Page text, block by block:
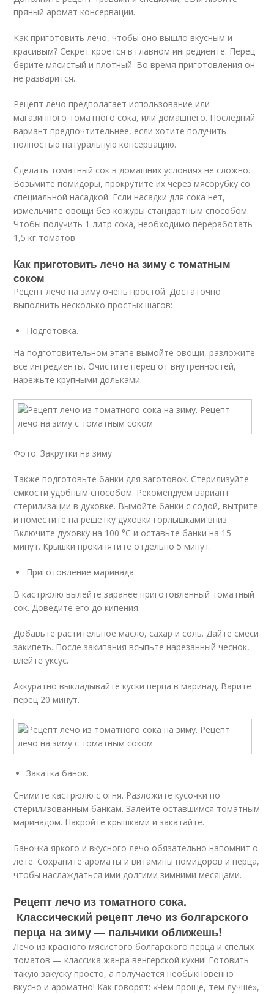
пряный аромат консервации.
Как приготовить лечо, чтобы оно вышло вкусным и
красивым? Секрет кроется в главном ингредиенте. Перец
берите мясистый и плотный. Во время приготовления он
не разварится.
Рецепт лечо предполагает использование или
магазинного томатного сока, или домашнего. Последний
вариант предпочтительнее, если хотите получить
полностью натуральную консервацию.
Сделать томатный сок в домашних условиях не сложно.
Возьмите помидоры, прокрутите их через мясорубку со
специальной насадкой. Если насадки для сока нет,
измельчите овощи без кожуры стандартным способом.
Чтобы получить 1 литр сока, необходимо переработать
1,5 кг томатов.
Как приготовить лечо на зиму с томатным
соком
Рецепт лечо на зиму очень простой. Достаточно
выполнить несколько простых шагов:
Подготовка.
На подготовительном этапе вымойте овощи, разложите
все ингредиенты. Очистите перец от внутренностей,
нарежьте крупными дольками.
Фото: Закрутки на зиму
Также подготовьте банки для заготовок. Стерилизуйте
емкости удобным способом. Рекомендуем вариант
стерилизации в духовке. Вымойте банки с содой, вытрите
и поместите на решетку духовки горлышками вниз.
Включите духовку на 100 °С и оставьте банки на 15
минут. Крышки прокипятите отдельно 5 минут.
Приготовление маринада.
В кастрюлю вылейте заранее приготовленный томатный
сок. Доведите его до кипения.
Добавьте растительное масло, сахар и соль. Дайте смеси
закипеть. После закипания всыпьте нарезанный чеснок,
влейте уксус.
Аккуратно выкладывайте куски перца в маринад. Варите
перец 20 минут.
Закатка банок.
Снимите кастрюлю с огня. Разложите кусочки по
стерилизованным банкам. Залейте оставшимся томатным
маринадом. Накройте крышками и закатайте.
Баночка яркого и вкусного лечо обязательно напомнит о
лете. Сохраните ароматы и витамины помидоров и перца,
чтобы наслаждаться ими долгими зимними месяцами.
Рецепт лечо из томатного сока.
Классический рецепт лечо из болгарского
перца на зиму — пальчики оближешь!
Лечо из красного мясистого болгарского перца и спелых
томатов — классика жанра венгерской кухни! Готовить
такую закуску просто, а получается необыкновенно
вкусно и ароматно! Как говорят: «Чем проще, тем лучше»,